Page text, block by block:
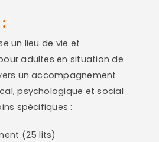
un lieu de vie et
adultes en situation de
un accompagnement
psychologique et social
spécifiques :
(25 lits)